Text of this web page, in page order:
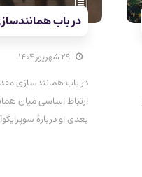
در باب
۲۹ شهریور ۱۴۰۴
ارتباط اساسی میان
بعدی او دربارۀ سوپرایگو[2] که…